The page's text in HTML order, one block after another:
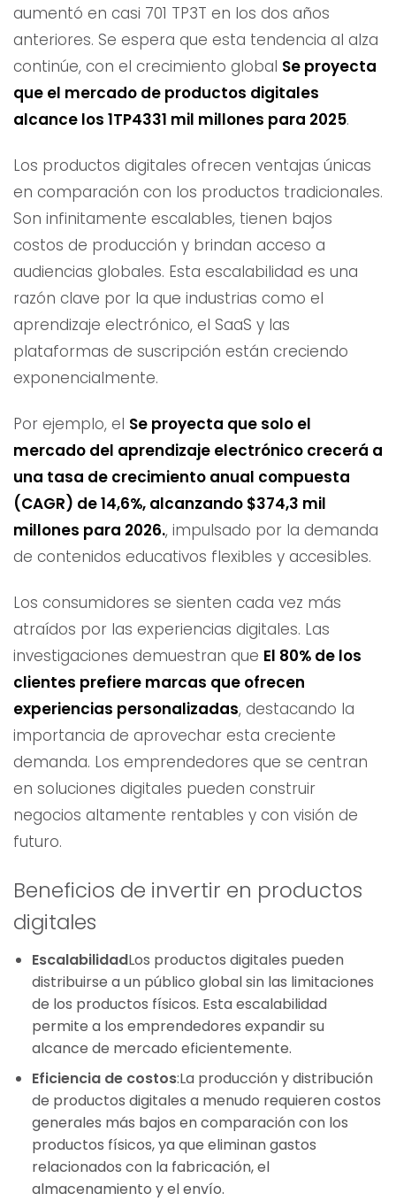
aumentó en casi 701 TP3T en los dos años
anteriores. Se espera que esta tendencia al alza
continúe, con el crecimiento global Se proyecta
que el mercado de productos digitales
alcance los 1TP4331 mil millones para 2025.
Los productos digitales ofrecen ventajas únicas
en comparación con los productos tradicionales.
Son infinitamente escalables, tienen bajos
costos de producción y brindan acceso a
audiencias globales. Esta escalabilidad es una
razón clave por la que industrias como el
aprendizaje electrónico, el SaaS y las
plataformas de suscripción están creciendo
exponencialmente.
Por ejemplo, el Se proyecta que solo el
mercado del aprendizaje electrónico crecerá a
una tasa de crecimiento anual compuesta
(CAGR) de 14,6%, alcanzando $374,3 mil
millones para 2026., impulsado por la demanda
de contenidos educativos flexibles y accesibles.
Los consumidores se sienten cada vez más
atraídos por las experiencias digitales. Las
investigaciones demuestran que El 80% de los
clientes prefiere marcas que ofrecen
experiencias personalizadas, destacando la
importancia de aprovechar esta creciente
demanda. Los emprendedores que se centran
en soluciones digitales pueden construir
negocios altamente rentables y con visión de
futuro.
Beneficios de invertir en productos
digitales
EscalabilidadLos productos digitales pueden
distribuirse a un público global sin las limitaciones
de los productos físicos. Esta escalabilidad
permite a los emprendedores expandir su
alcance de mercado eficientemente.
Eficiencia de costos:La producción y distribución
de productos digitales a menudo requieren costos
generales más bajos en comparación con los
productos físicos, ya que eliminan gastos
relacionados con la fabricación, el
almacenamiento y el envío.